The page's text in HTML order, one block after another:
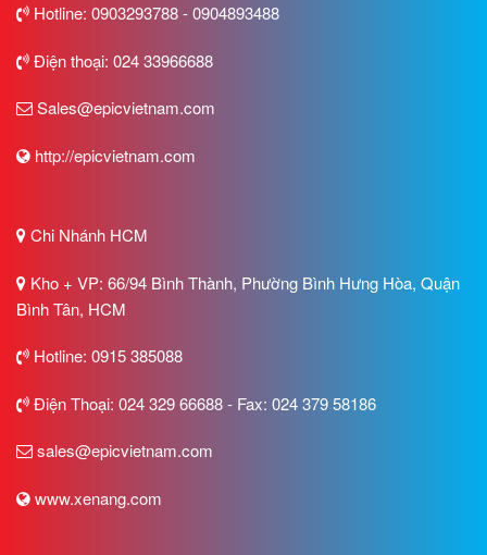
Hotline: 0903293788 - 0904893488
Điện thoại: 024 33966688
Sales@epicvietnam.com
http://epicvietnam.com
Chi Nhánh HCM
Kho + VP: 66/94 Bình Thành, Phường Bình Hưng Hòa, Quận
Bình Tân, HCM
Hotline: 0915 385088
Điện Thoại: 024 329 66688 - Fax: 024 379 58186
sales@epicvietnam.com
www.xenang.com